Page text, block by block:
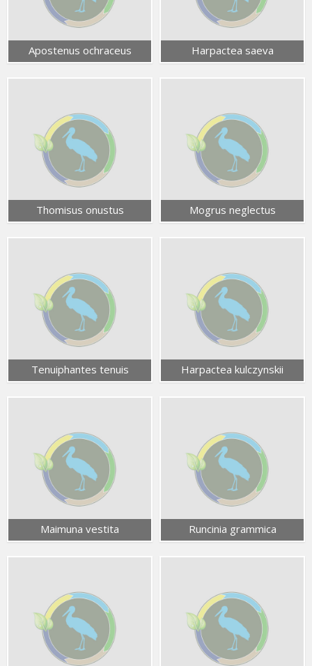
Apostenus ochraceus Harpactea saeva
Thomisus onustus Mogrus neglectus
Tenuiphantes tenuis Harpactea kulczynskii
Maimuna vestita Runcinia grammica